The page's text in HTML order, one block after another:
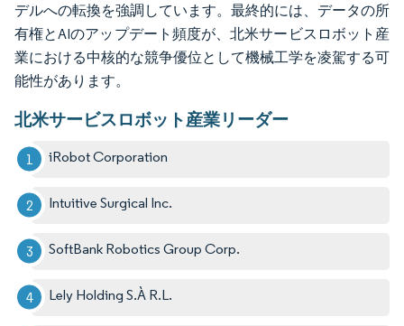
デルへの転換を強調しています。最終的には、データの所
有権とAIのアップデート頻度が、北米サービスロボット産
業における中核的な競争優位として機械工学を凌駕する可
能性があります。
北米サービスロボット産業リーダー
iRobot Corporation
Intuitive Surgical Inc.
SoftBank Robotics Group Corp.
Lely Holding S.À R.L.